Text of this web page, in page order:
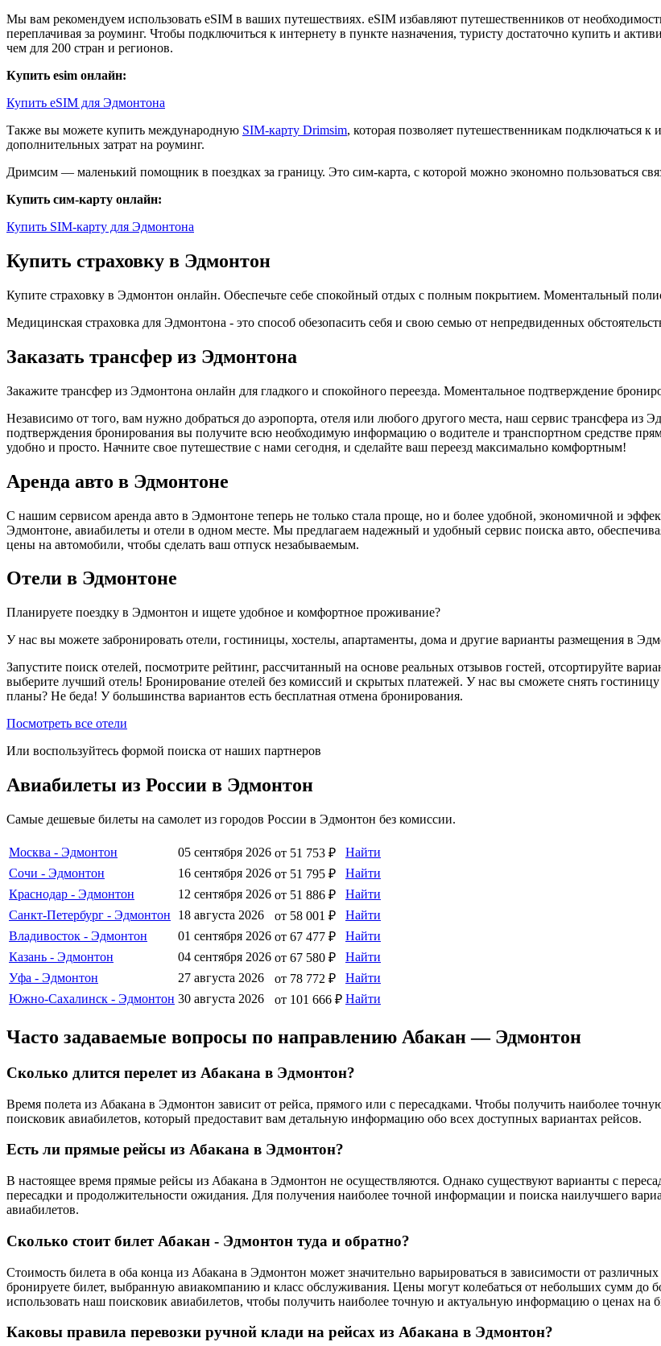
Мы вам рекомендуем использовать eSIM в ваших путешествиях. eSIM избавляют путешественников от
переплачивая за роуминг. Чтобы подключиться к интернету в пункте назначения, туристу достаточно купить и
чем для 200 стран и регионов.
Купить esim онлайн:
Купить eSIM для Эдмонтона
Также вы можете купить международную SIM-карту Drimsim, которая позволяет путешественникам подключаться
дополнительных затрат на роуминг.
Дримсим — маленький помощник в поездках за границу. Это сим-карта, с которой можно экономно пользоваться
Купить сим-карту онлайн:
Купить SIM-карту для Эдмонтона
Купить страховку в Эдмонтон
Купите страховку в Эдмонтон онлайн. Обеспечьте себе спокойный отдых с полным покрытием. Моментальный
Медицинская страховка для Эдмонтона - это способ обезопасить себя и свою семью от непредвиденных
Заказать трансфер из Эдмонтона
Закажите трансфер из Эдмонтона онлайн для гладкого и спокойного переезда. Моментальное подтверждение
Независимо от того, вам нужно добраться до аэропорта, отеля или любого другого места, наш сервис трансфера из
подтверждения бронирования вы получите всю необходимую информацию о водителе и транспортном средстве
удобно и просто. Начните свое путешествие с нами сегодня, и сделайте ваш переезд максимально комфортным!
Аренда авто в Эдмонтоне
С нашим сервисом аренда авто в Эдмонтоне теперь не только стала проще, но и более удобной, экономичной и
Эдмонтоне, авиабилеты и отели в одном месте. Мы предлагаем надежный и удобный сервис поиска авто,
цены на автомобили, чтобы сделать ваш отпуск незабываемым.
Отели в Эдмонтоне
Планируете поездку в Эдмонтон и ищете удобное и комфортное проживание?
У нас вы можете забронировать отели, гостиницы, хостелы, апартаменты, дома и другие варианты размещения в
Запустите поиск отелей, посмотрите рейтинг, рассчитанный на основе реальных отзывов гостей, отсортируйте
выберите лучший отель! Бронирование отелей без комиссий и скрытых платежей. У нас вы сможете снять
планы? Не беда! У большинства вариантов есть бесплатная отмена бронирования.
Посмотреть все отели
Или воспользуйтесь формой поиска от наших партнеров
Авиабилеты из России в Эдмонтон
Самые дешевые билеты на самолет из городов России в Эдмонтон без комиссии.
Москва - Эдмонтон 05 сентября 2026 от 51 753 ₽
Найти
Сочи - Эдмонтон
16 сентября 2026 от 51 795 ₽
Найти
Краснодар - Эдмонтон
12 сентября 2026 от 51 886 ₽
Найти
Санкт-Петербург - Эдмонтон
18 августа 2026 от 58 001 ₽
Найти
Владивосток - Эдмонтон
01 сентября 2026 от 67 477 ₽
Найти
Казань - Эдмонтон
04 сентября 2026 от 67 580 ₽
Найти
Уфа - Эдмонтон
27 августа 2026 от 78 772 ₽
Найти
Южно-Сахалинск - Эдмонтон 30 августа 2026 от 101 666 ₽ Найти
Часто задаваемые вопросы по направлению Абакан — Эдмонтон
Сколько длится перелет из Абакана в Эдмонтон?
Время полета из Абакана в Эдмонтон зависит от рейса, прямого или с пересадками. Чтобы получить наиболее
поисковик авиабилетов, который предоставит вам детальную информацию обо всех доступных вариантах рейсов.
Есть ли прямые рейсы из Абакана в Эдмонтон?
В настоящее время прямые рейсы из Абакана в Эдмонтон не осуществляются. Однако существуют варианты с
пересадки и продолжительности ожидания. Для получения наиболее точной информации и поиска наилучшего
авиабилетов.
Сколько стоит билет Абакан - Эдмонтон туда и обратно?
Стоимость билета в оба конца из Абакана в Эдмонтон может значительно варьироваться в зависимости от
бронируете билет, выбранную авиакомпанию и класс обслуживания. Цены могут колебаться от небольших сумм
использовать наш поисковик авиабилетов, чтобы получить наиболее точную и актуальную информацию о ценах на
Каковы правила перевозки ручной клади на рейсах из Абакана в Эдмонтон?